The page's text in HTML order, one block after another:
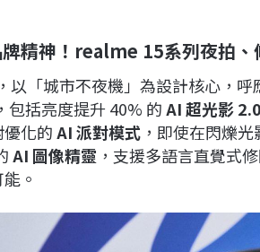
精神！realme 15系列夜拍、
以「城市不夜機」為設計核心，
包括亮度提升 40% 的AI超光影 2.0
化的AI派對模式 ，即使在閃爍
AI 圖像精靈 ，支援多語言直覺式
。